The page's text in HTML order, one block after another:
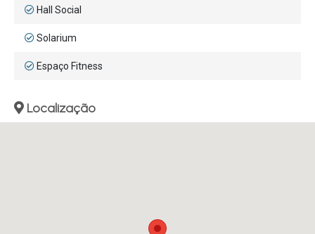
Hall Social
Solarium
Espaço Fitness
Localização